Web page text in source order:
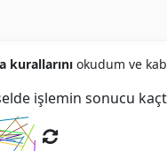
kurallarını okudum ve
işlemin sonucu